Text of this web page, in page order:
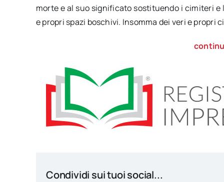
morte e al suo significato sostituendo i cimiteri
e propri spazi boschivi. Insomma dei veri e propri
Condividi sui tuoi social...